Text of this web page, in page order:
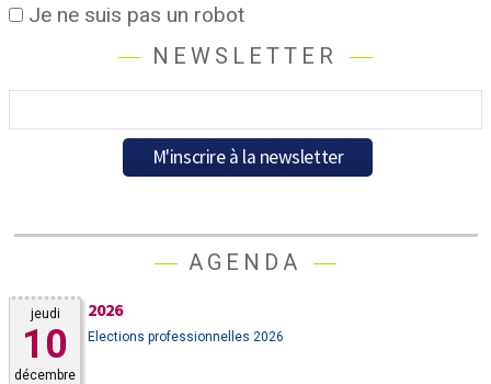
Je ne suis pas un robot
NEWSLETTER
AGENDA
jeudi
10
décembre
2026
Elections professionnelles 2026